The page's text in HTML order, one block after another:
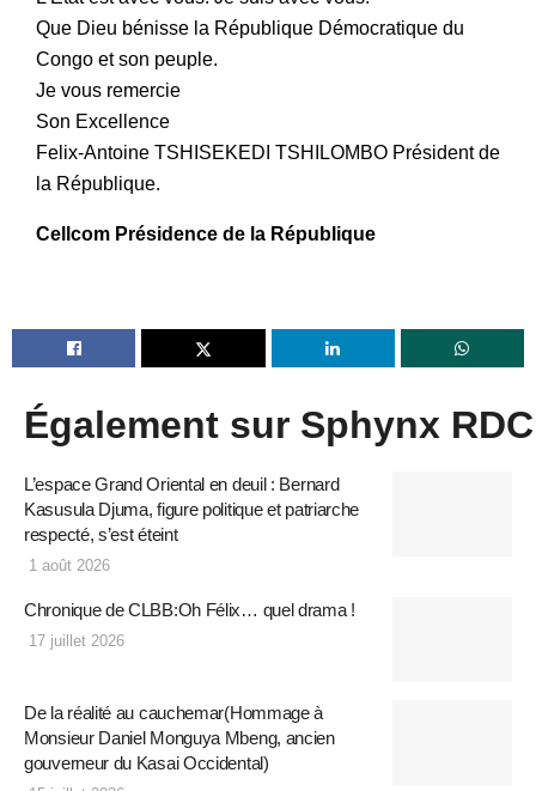
‎Que Dieu bénisse la République Démocratique du
Congo et son peuple.
‎Je vous remercie
‎Son Excellence
‎Felix-Antoine TSHISEKEDI TSHILOMBO Président de
la République.
Cellcom Présidence de la République
Également sur Sphynx RDC
L’espace Grand Oriental en deuil : Bernard
Kasusula Djuma, figure politique et patriarche
respecté, s’est éteint
1 août 2026
Chronique de CLBB:Oh Félix… quel drama !
17 juillet 2026
De la réalité au cauchemar(Hommage à
Monsieur Daniel Monguya Mbeng, ancien
gouverneur du Kasai Occidental)